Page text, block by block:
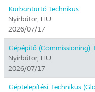
Karbantartó technikus
Nyírbátor, HU
2026/07/17
Gépépítő (Commissioning)
Nyírbátor, HU
2026/07/17
Géptelepítési Technikus